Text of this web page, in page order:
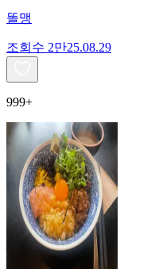
똘맹
조회수 2만25.08.29
999+